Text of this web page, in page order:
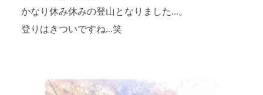
かなり休み休みの登山となりました…。
登りはきついですね…笑